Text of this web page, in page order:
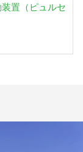
置（ピュルセ